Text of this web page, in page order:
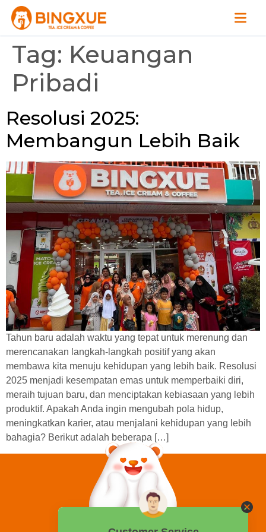
Tag: Keuangan
Pribadi
Resolusi 2025:
Membangun Lebih Baik
Tahun baru adalah waktu yang tepat untuk merenung dan
merencanakan langkah-langkah positif yang akan
membawa kita menuju kehidupan yang lebih baik. Resolusi
2025 menjadi kesempatan emas untuk memperbaiki diri,
meraih tujuan baru, dan menciptakan kebiasaan yang lebih
produktif. Apakah Anda ingin mengubah pola hidup,
meningkatkan karier, atau menjalani kehidupan yang lebih
bahagia? Berikut adalah beberapa […]